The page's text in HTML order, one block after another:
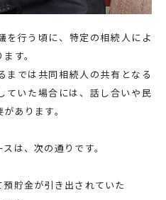
を行う頃に、特定の相続人によ
す。
までは共同相続人の共有となる
ていた場合には、話し合いや民
あります。
は、次の通りです。
貯金が引き出されていた